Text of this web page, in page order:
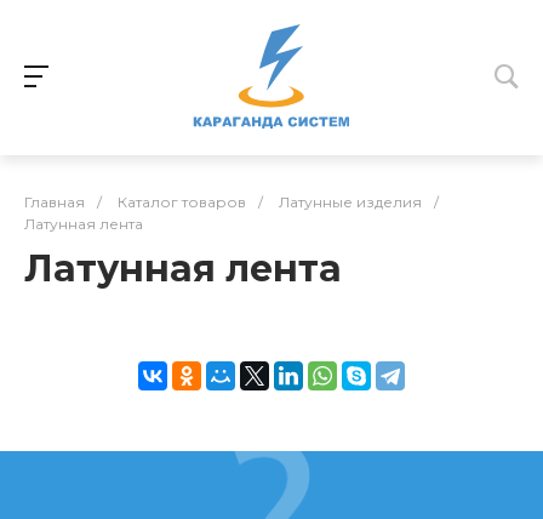
Главная / Каталог товаров / Латунные изделия
/
Латунная лента
Латунная лента